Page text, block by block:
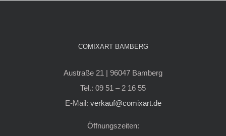
COMIXART BAMBERG
Austraße 21 | 96047 Bamberg
Tel.: 09 51 – 2 16 55
E-Mail: verkauf@comixart.de
Öffnungszeiten: